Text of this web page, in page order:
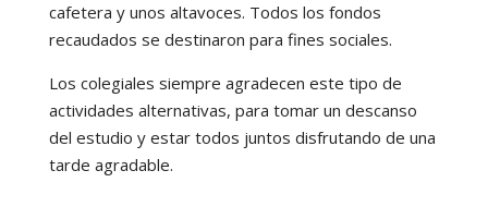
cafetera y unos altavoces. Todos los fondos
recaudados se destinaron para fines sociales.
Los colegiales siempre agradecen este tipo de
actividades alternativas, para tomar un descanso
del estudio y estar todos juntos disfrutando de una
tarde agradable.